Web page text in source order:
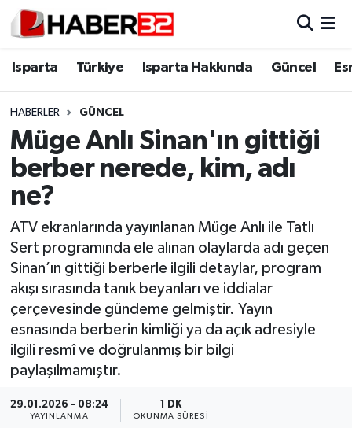
Isparta Türkiye Isparta Hakkında Güncel
HABERLER GÜNCEL
Müge Anlı Sinan'ın gittiği
berber nerede, kim, adı
ne?
ATV ekranlarında yayınlanan Müge Anlı ile Tatlı
Sert programında ele alınan olaylarda adı geçen
Sinan’ın gittiği berberle ilgili detaylar, program
akışı sırasında tanık beyanları ve iddialar
çerçevesinde gündeme gelmiştir. Yayın
esnasında berberin kimliği ya da açık adresiyle
ilgili resmî ve doğrulanmış bir bilgi
paylaşılmamıştır.
29.01.2026 - 08:24
YAYINLANMA
1 DK
OKUNMA SÜRESI
Isparta
Esnaf Diyor ki;
ASAYİŞ
BİLİM VE TEKNOLOJİ
EĞİTİM
GENEL
HABERDE İNSAN
İlginç
Isparta Nöbetçi Eczaneler
Isparta Trafik Yoğunluk Haritası
Süper Lig Puan Durumu ve Fikstür
Tüm Manşetler
Son Dakika Haberleri
Haber Arşivi